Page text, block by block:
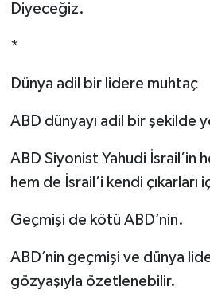
Diyeceğiz.
*
Dünya adil bir lidere muhtaç
ABD dünyayı adil bir şekilde
ABD Siyonist Yahudi İsrail’in
hem de İsrail’i kendi çıkarları
Geçmişi de kötü ABD’nin.
ABD’nin geçmişi ve dünya
gözyaşıyla özetlenebilir.